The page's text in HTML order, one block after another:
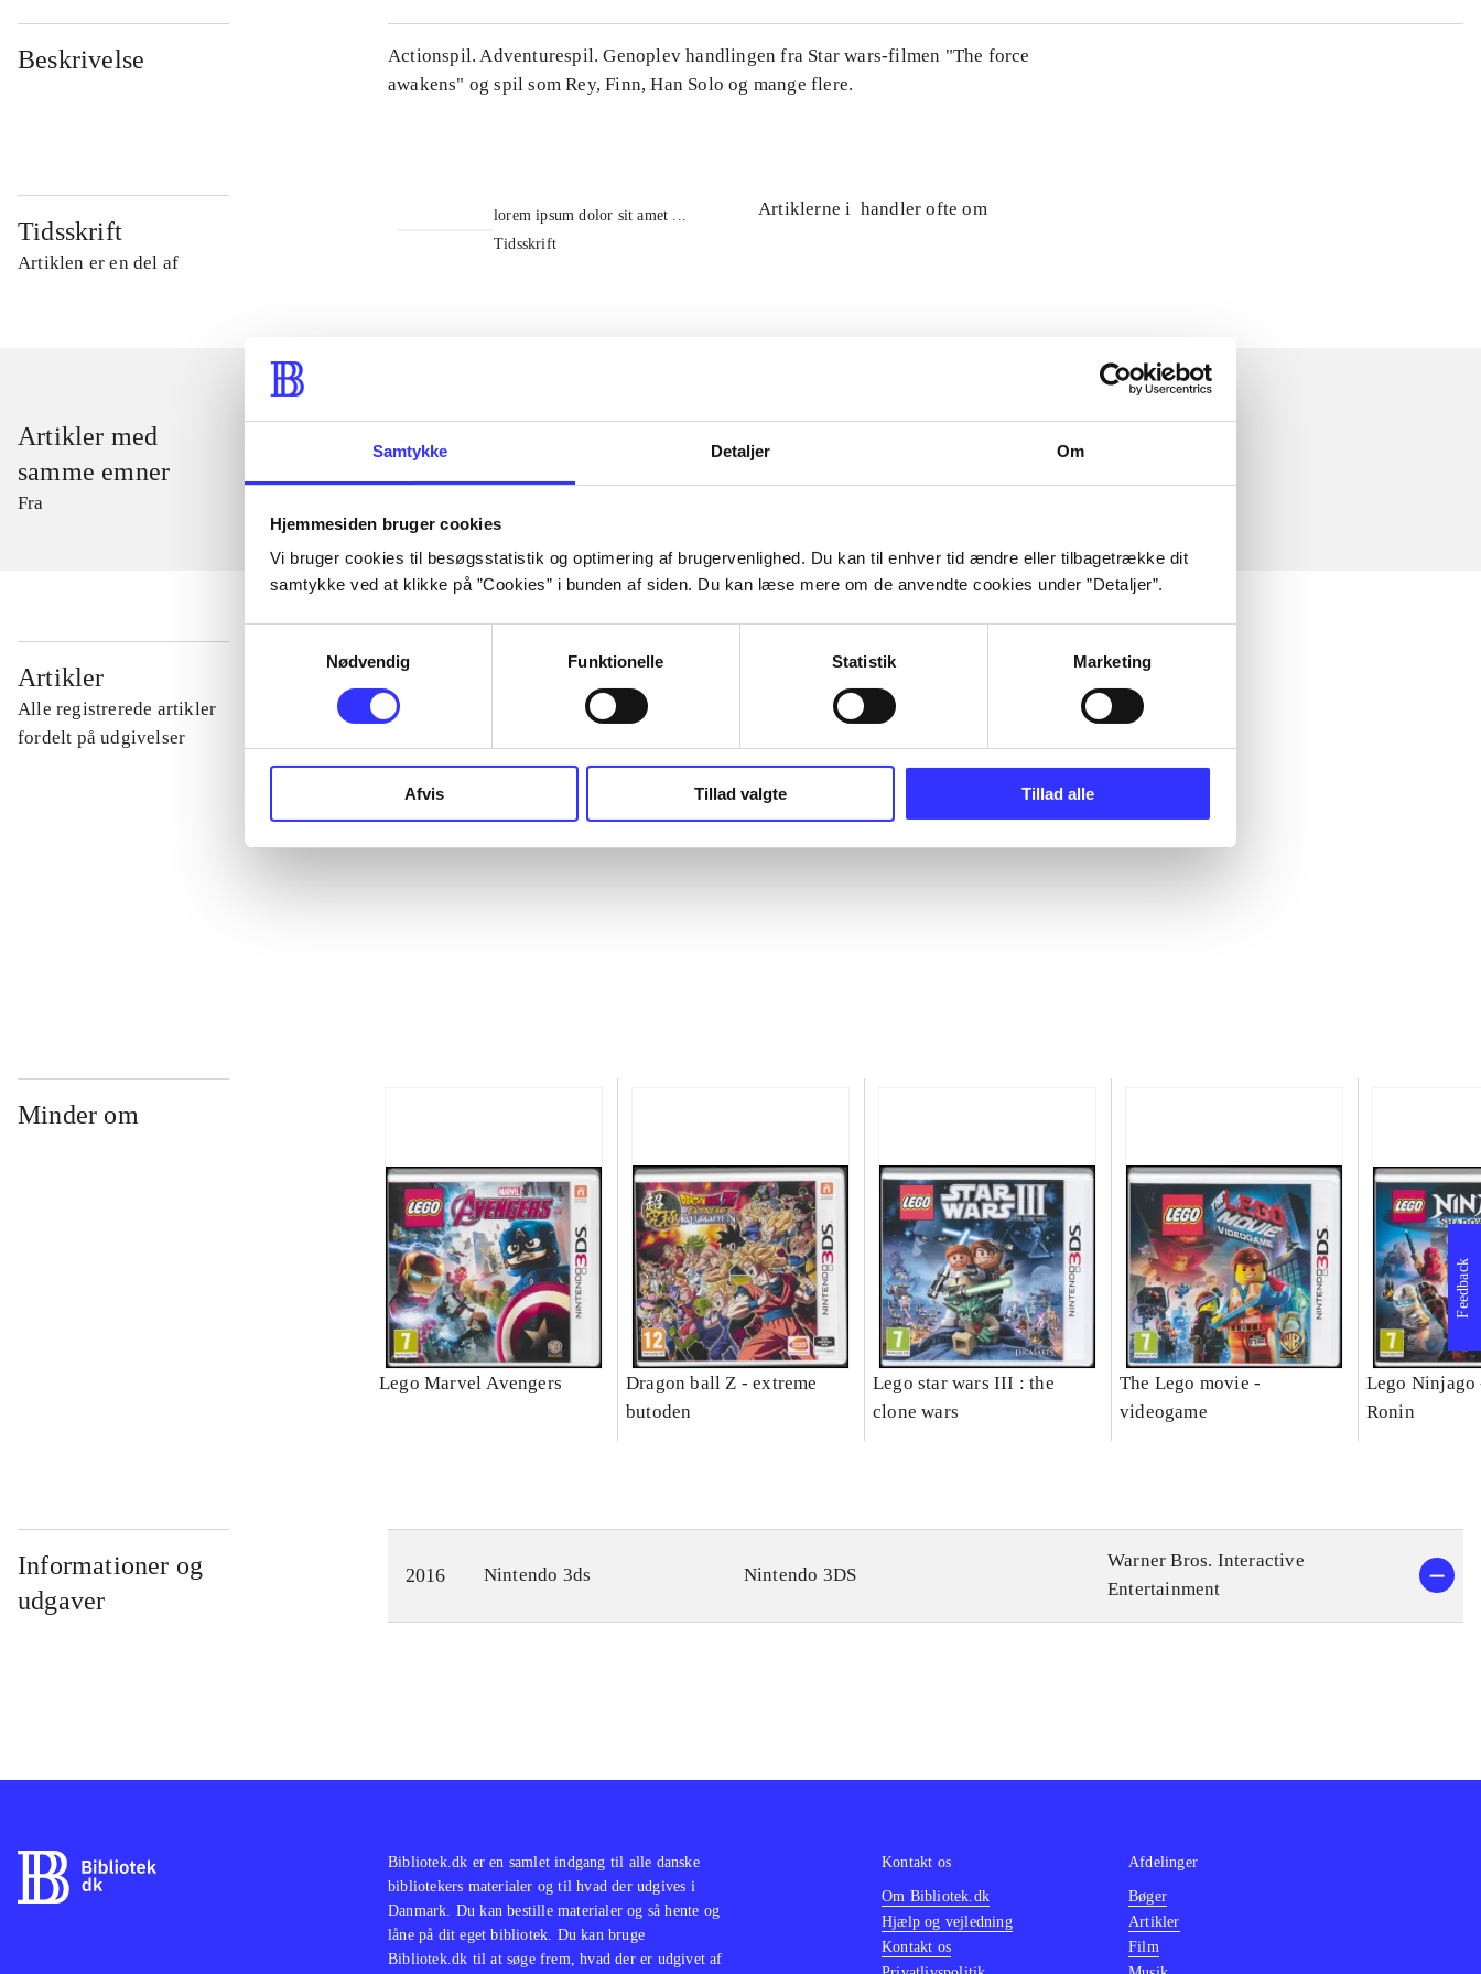
Samtykke Detaljer Om
Hjemmesiden bruger cookies
Vi bruger cookies til besøgsstatistik og optimering af brugervenlighed. Du kan til enhver tid ændre eller tilbagetrække dit
samtykke ved at klikke på ”Cookies” i bunden af siden. Du kan læse mere om de anvendte cookies under ”Detaljer”.
Nødvendig
Funktionelle Statistik Marketing
Afvis Tillad valgte Tillad alle
Beskrivelse
Actionspil. Adventurespil. Genoplev handlingen fra Star wars-filmen "The force
awakens" og spil som Rey, Finn, Han Solo og mange flere.
Tidsskrift
Artiklen er en del af
lorem ipsum dolor sit amet ...
Tidsskrift
Artiklerne i handler ofte om
Artikler med
samme emner
Fra
Artikler
Alle registrerede artikler
fordelt på udgivelser
...
Minder om
Lego Marvel Avengers
Dragon ball Z - extreme
butoden
Lego star wars III : the
clone wars
The Lego movie -
videogame
Lego Ninjago
Ronin
Informationer og
udgaver
2016 Nintendo 3ds Nintendo 3DS
Warner Bros. Interactive
Entertainment
Feedback
Bibliotek.dk er en samlet indgang til alle danske
bibliotekers materialer og til hvad der udgives i
Danmark. Du kan bestille materialer og så hente og
låne på dit eget bibliotek. Du kan bruge
Bibliotek.dk til at søge frem, hvad der er udgivet af
Kontakt os
Om Bibliotek.dk
Hjælp og vejledning
Kontakt os
Afdelinger
Bøger
Artikler
Film